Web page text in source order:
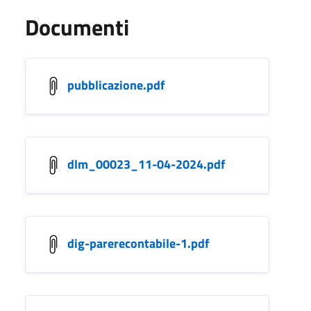
Documenti
pubblicazione.pdf
dlm_00023_11-04-2024.pdf
dig-parerecontabile-1.pdf